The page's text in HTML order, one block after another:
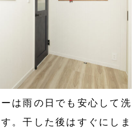
は雨の日でも安心して洗
。干した後はすぐにしま